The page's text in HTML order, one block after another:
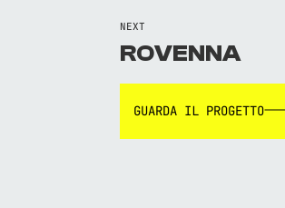
NEXT
ROVENNA
GUARDA IL PROGETTO